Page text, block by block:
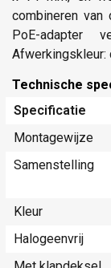
combineren
PoE-adapter
Afwerkingskleur:
Technische
Specificatie
Montagewijze
Samenstelling
Kleur
Halogeenvrij